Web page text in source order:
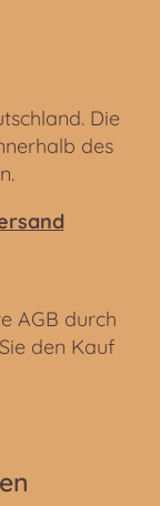
Die
des
AGB durch
den Kauf